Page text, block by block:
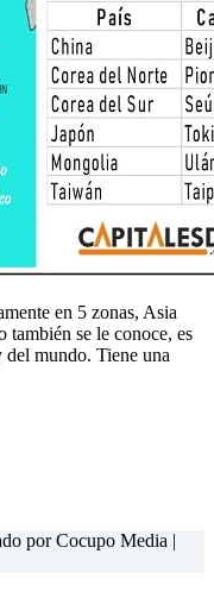
en 5 zonas, Asia
también se le conoce, es
del mundo. Tiene una
porCocupo Media |